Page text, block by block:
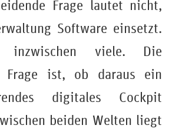
Frage lautet nicht,
Software einsetzt.
viele. Die
Frage ist, ob daraus ein
digitales Cockpit
beiden Welten liegt